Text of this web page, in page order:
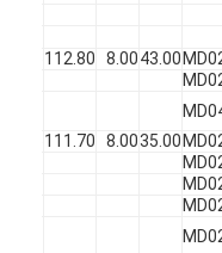
43.00
8.00
112.80
35.00
8.00
111.70